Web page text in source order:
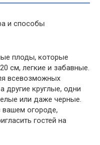
и способы
плоды, которые
см, легкие и забавные.
всевозможных
другие круглые, одни
или даже черные.
огороде,
гостей на